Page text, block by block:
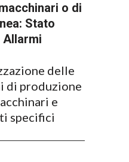
o di
Stato
Allarmi
delle
di produzione
e
specifici